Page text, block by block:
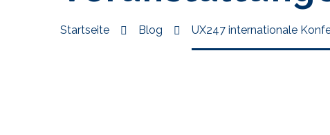
Startseite Blog UX247 internationale